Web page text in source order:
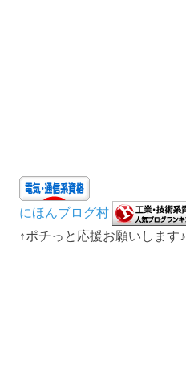
にほんブログ村
↑ポチっと応援お願いします♪